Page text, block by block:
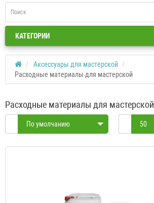
КАТЕГОРИИ
Аксессуары для мастерской
Расходные материалы для мастерской
Расходные материалы для мастерской
По умолчанию 50